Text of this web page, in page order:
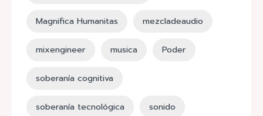
Magnifica Humanitas mezcladeaudio
mixengineer musica Poder
soberanía cognitiva
soberanía tecnológica sonido